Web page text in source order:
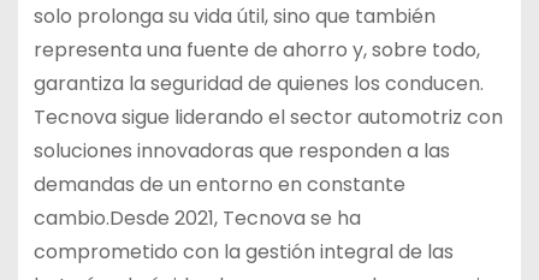
solo prolonga su vida útil, sino que también
representa una fuente de ahorro y, sobre todo,
garantiza la seguridad de quienes los conducen.
Tecnova sigue liderando el sector automotriz con
soluciones innovadoras que responden a las
demandas de un entorno en constante
cambio.Desde 2021, Tecnova se ha
comprometido con la gestión integral de las